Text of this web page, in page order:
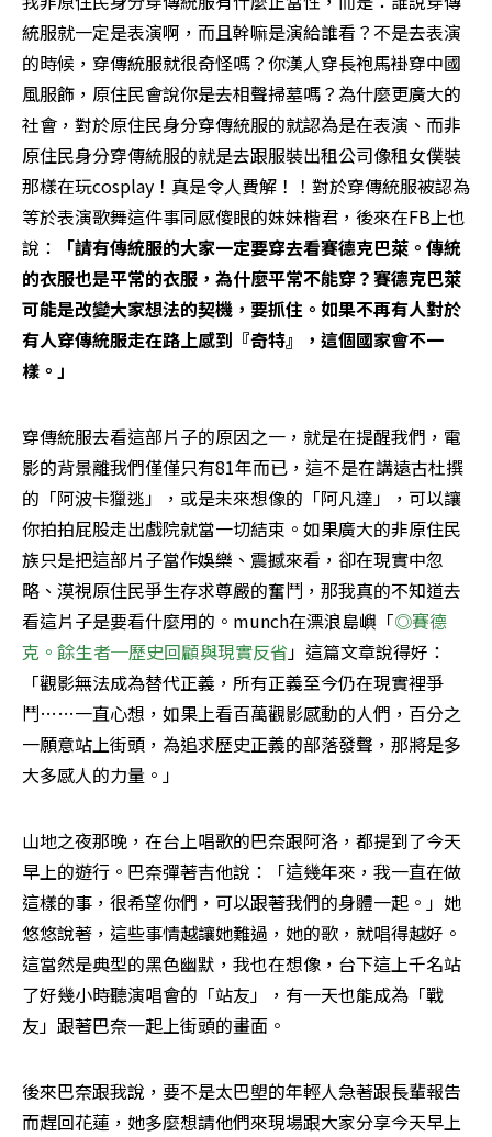
統服就一定是表演啊，而且幹嘛是演給誰看？不是去表演
的時候，穿傳統服就很奇怪嗎？你漢人穿長袍馬褂穿中國
風服飾，原住民會說你是去相聲掃墓嗎？為什麼更廣大的
社會，對於原住民身分穿傳統服的就認為是在表演、而非
原住民身分穿傳統服的就是去跟服裝出租公司像租女僕裝
那樣在玩cosplay！真是令人費解！！對於穿傳統服被認為
等於表演歌舞這件事同感傻眼的妹妹楷君，後來在FB上也
說：
「請有傳統服的大家一定要穿去看賽德克巴萊。傳統
的衣服也是平常的衣服，為什麼平常不能穿？賽德克巴萊
可能是改變大家想法的契機，要抓住。如果不再有人對於
有人穿傳統服走在路上感到『奇特』，這個國家會不一
樣。」
穿傳統服去看這部片子的原因之一，就是在提醒我們，電
影的背景離我們僅僅只有81年而已，這不是在講遠古杜撰
的「阿波卡獵逃」，或是未來想像的「阿凡達」，可以讓
你拍拍屁股走出戲院就當一切結束。如果廣大的非原住民
族只是把這部片子當作娛樂、震撼來看，卻在現實中忽
略、漠視原住民爭生存求尊嚴的奮鬥，那我真的不知道去
看這片子是要看什麼用的。munch在漂浪島嶼「◎賽德
克。餘生者─歷史回顧與現實反省」這篇文章說得好：
「觀影無法成為替代正義，所有正義至今仍在現實裡爭
鬥……一直心想，如果上看百萬觀影感動的人們，百分之
一願意站上街頭，為追求歷史正義的部落發聲，那將是多
大多感人的力量。」
山地之夜那晚，在台上唱歌的巴奈跟阿洛，都提到了今天
早上的遊行。巴奈彈著吉他說：「這幾年來，我一直在做
這樣的事，很希望你們，可以跟著我們的身體一起。」她
悠悠說著，這些事情越讓她難過，她的歌，就唱得越好。
這當然是典型的黑色幽默，我也在想像，台下這上千名站
了好幾小時聽演唱會的「站友」，有一天也能成為「戰
友」跟著巴奈一起上街頭的畫面。
後來巴奈跟我說，要不是太巴塱的年輕人急著跟長輩報告
而趕回花蓮，她多麼想請他們來現場跟大家分享今天早上